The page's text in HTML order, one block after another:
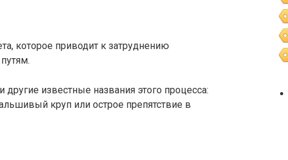
которое приводит к затруднению
другие известные названия этого процесса:
круп или острое препятствие в